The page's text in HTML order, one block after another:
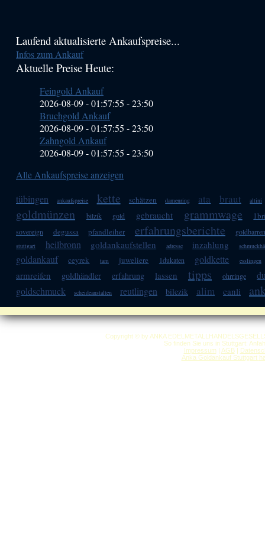
Haupt-
Sidebar
Laufend aktualisierte Ankaufspreise...
Infos zum Ankauf
Aktuelle Preise Heute:
Feingold Ankauf
2026-08-09 - 01:57:55 -23:50
Bruchgold Ankauf
2026-08-09 - 01:57:55 -23:50
Zahngold Ankauf
2026-08-09 - 01:57:55 -23:50
Alle Ankaufspreise anzeigen
tübingen
ankaufspreise kette schätzen damenring ata braut altini
goldmünzen bilzik gold gebraucht grammwage
sovereign degussa pfandleiher erfahrungsberichte goldbarren
stuttgart heilbronn goldankaufstellen adresse inzahlung
goldankauf ceyrek tam juweliere 1dukaten goldkette esslingen
armreifen goldhändler erfahrung lassen tipps ohrringe
goldschmuck
scheideanstalten reutlingen bilezik alim canli
Copyright © by ANKA
So finden Sie uns in Stuttgart:
Impressum| AGB|
Anka Goldankauf Stuttgart